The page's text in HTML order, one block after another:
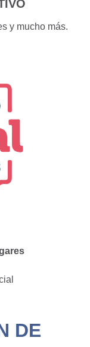
y mucho más.
DE